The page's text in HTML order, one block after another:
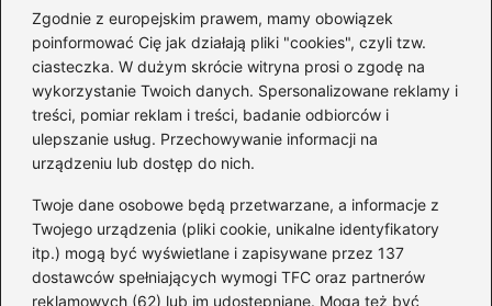
Zgodnie z europejskim prawem, mamy obowiązek
poinformować Cię jak działają pliki "cookies", czyli tzw.
ciasteczka. W dużym skrócie witryna prosi o zgodę na
wykorzystanie Twoich danych. Spersonalizowane reklamy i
treści, pomiar reklam i treści, badanie odbiorców i
ulepszanie usług. Przechowywanie informacji na
urządzeniu lub dostęp do nich.
Twoje dane osobowe będą przetwarzane, a informacje z
Twojego urządzenia (pliki cookie, unikalne identyfikatory
itp.) mogą być wyświetlane i zapisywane przez 137
dostawców spełniających wymogi TFC oraz partnerów
reklamowych (62) lub im udostępniane. Mogą też być
Czy Jarosław Kaczyński
posiada prawo jazdy? Oto
prawda, którą warto znać!
Kategorie
Akumulatory(71)
Benzyna i Diesel(68)
Motocykle(47)